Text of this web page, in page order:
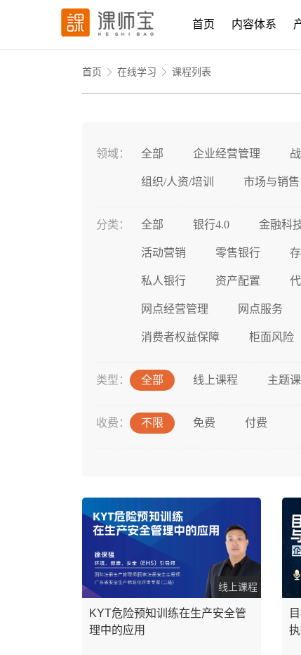
首页 内容体系
首页 在线学习 课程列表
领域： 全部 企业经营管理
组织/人资/培训 市场与销售
分类： 全部 银行4.0 金融科
活动营销 零售银行
私人银行 资产配置
网点经营管理 网点服务
消费者权益保障 柜面风险
类型： 全部 线上课程 主题
收费： 不限 免费 付费
线上课程
KYT危险预知训练在生产安全管
理中的应用